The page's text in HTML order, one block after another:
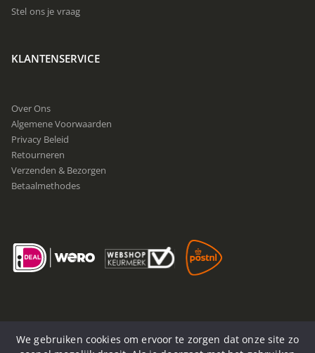
Stel ons je vraag
KLANTENSERVICE
Over Ons
Algemene Voorwaarden
Privacy Beleid
Retourneren
Verzenden & Bezorgen
Betaalmethodes
We gebruiken cookies om ervoor te zorgen dat onze site zo